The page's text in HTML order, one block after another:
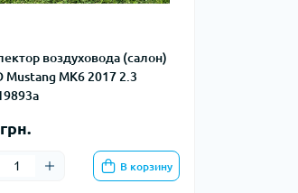
воздуховода (салон)
Mustang MK6 2017 2.3
В корзину